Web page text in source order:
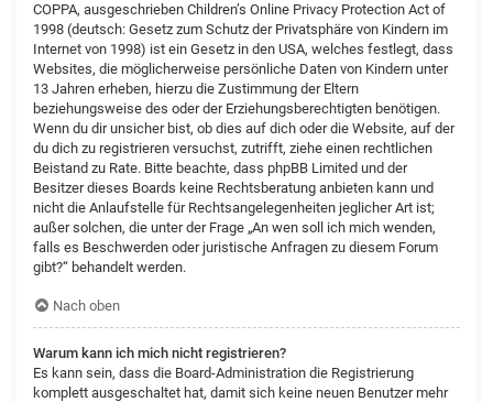
COPPA, ausgeschrieben Children’s Online Privacy Protection Act of
1998 (deutsch: Gesetz zum Schutz der Privatsphäre von Kindern im
Internet von 1998) ist ein Gesetz in den USA, welches festlegt, dass
Websites, die möglicherweise persönliche Daten von Kindern unter
13 Jahren erheben, hierzu die Zustimmung der Eltern
beziehungsweise des oder der Erziehungsberechtigten benötigen.
Wenn du dir unsicher bist, ob dies auf dich oder die Website, auf der
du dich zu registrieren versuchst, zutrifft, ziehe einen rechtlichen
Beistand zu Rate. Bitte beachte, dass phpBB Limited und der
Besitzer dieses Boards keine Rechtsberatung anbieten kann und
nicht die Anlaufstelle für Rechtsangelegenheiten jeglicher Art ist;
außer solchen, die unter der Frage „An wen soll ich mich wenden,
falls es Beschwerden oder juristische Anfragen zu diesem Forum
gibt?“ behandelt werden.
Nach oben
Warum kann ich mich nicht registrieren?
Es kann sein, dass die Board-Administration die Registrierung
komplett ausgeschaltet hat, damit sich keine neuen Benutzer mehr